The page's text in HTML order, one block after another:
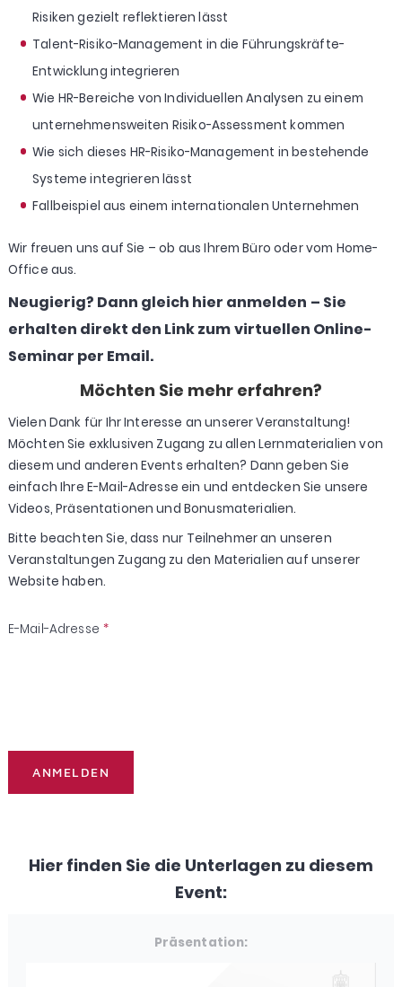
Risiken gezielt reflektieren lässt
Talent-Risiko-Management in die Führungskräfte-
Entwicklung integrieren
Wie HR-Bereiche von Individuellen Analysen zu einem
unternehmensweiten Risiko-Assessment kommen
Wie sich dieses HR-Risiko-Management in bestehende
Systeme integrieren lässt
Fallbeispiel aus einem internationalen Unternehmen
Wir freuen uns auf Sie – ob aus Ihrem Büro oder vom Home-
Office aus.
Neugierig? Dann gleich hier anmelden – Sie
erhalten direkt den Link zum virtuellen Online-
Seminar per Email.
Möchten Sie mehr erfahren?
Vielen Dank für Ihr Interesse an unserer Veranstaltung!
Möchten Sie exklusiven Zugang zu allen Lernmaterialien von
diesem und anderen Events erhalten? Dann geben Sie
einfach Ihre E-Mail-Adresse ein und entdecken Sie unsere
Videos, Präsentationen und Bonusmaterialien.
Bitte beachten Sie, dass nur Teilnehmer an unseren
Veranstaltungen Zugang zu den Materialien auf unserer
Website haben.
E-Mail-Adresse*
Hier finden Sie die Unterlagen zu diesem
Event:
Präsentation: